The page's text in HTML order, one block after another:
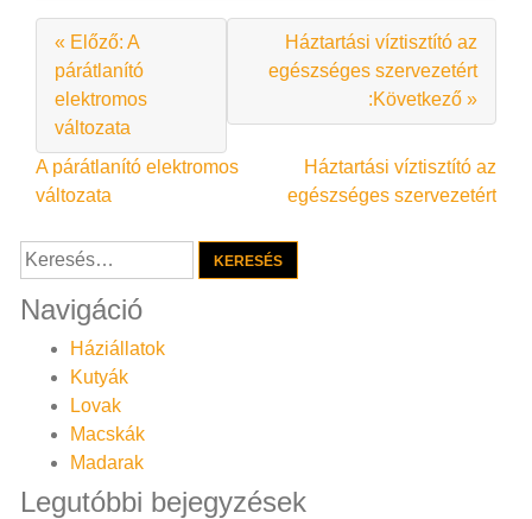
« Előző: A
párátlanító
elektromos
változata
Háztartási víztisztító az
egészséges szervezetért
:Következő »
Bejegyzés
navigáció
A párátlanító elektromos
változata
Háztartási víztisztító az
egészséges szervezetért
Keresés:
Navigáció
Háziállatok
Kutyák
Lovak
Macskák
Madarak
Legutóbbi bejegyzések